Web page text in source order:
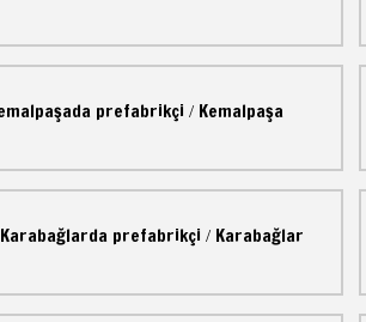
prefabrikçi / Kemalpaşa
Karabağlarda prefabrikçi / Karabağlar